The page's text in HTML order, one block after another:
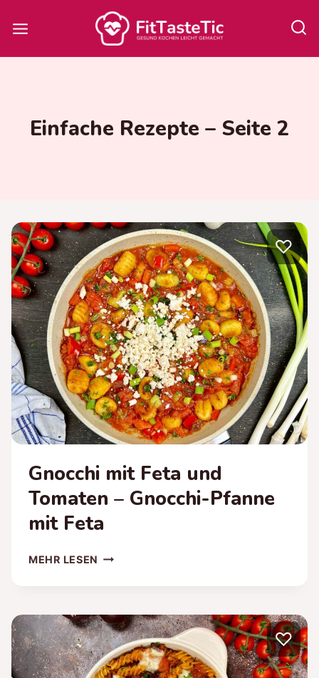
Inhalt
Einfache Rezepte – Seite 2
♡
Gnocchi mit Feta und
Tomaten – Gnocchi-Pfanne
mit Feta
MEHR LESEN GNOCCHI
TOMATEN
–
GNOCCHI-
PFANNE
♡